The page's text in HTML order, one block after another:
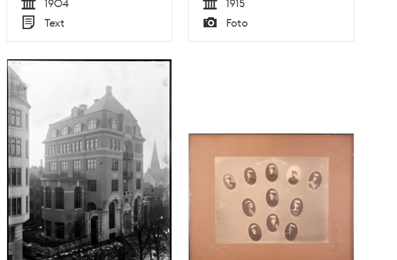
Tid
1904
Typ
Text Tid
1915
Typ
Foto